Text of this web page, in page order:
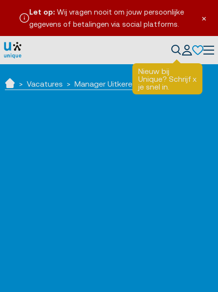
×
Let op: Wij vragen nooit om jouw persoonlijke
gegevens of betalingen via social platforms.
Nieuw bij
Unique? Schrijf
je snel in.
x
Vacatures Manager Uitkeren